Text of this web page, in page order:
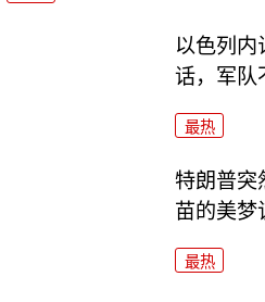
以色列内
话，军队
最热
特朗普突
苗的美梦
最热